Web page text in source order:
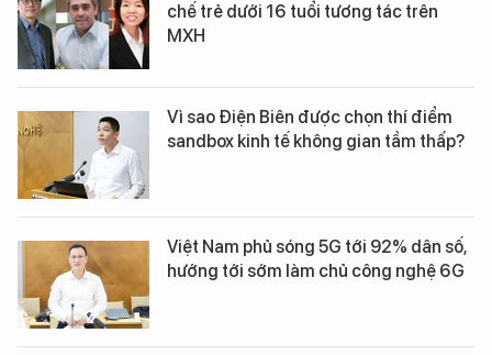
chế trẻ dưới 16 tuổi tương tác trên
MXH
Vì sao Điện Biên được chọn thí điểm
sandbox kinh tế không gian tầm thấp?
Việt Nam phủ sóng 5G tới 92% dân số,
hướng tới sớm làm chủ công nghệ 6G